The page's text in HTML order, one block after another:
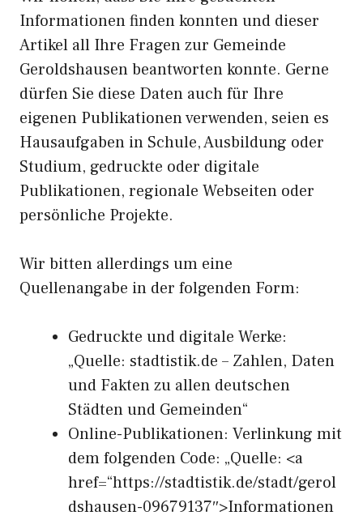
Informationen finden konnten und dieser
Artikel all Ihre Fragen zur Gemeinde
Geroldshausen beantworten konnte. Gerne
dürfen Sie diese Daten auch für Ihre
eigenen Publikationen verwenden, seien es
Hausaufgaben in Schule, Ausbildung oder
Studium, gedruckte oder digitale
Publikationen, regionale Webseiten oder
persönliche Projekte.
Wir bitten allerdings um eine
Quellenangabe in der folgenden Form:
Gedruckte und digitale Werke:
„Quelle: stadtistik.de – Zahlen, Daten
und Fakten zu allen deutschen
Städten und Gemeinden“
Online-Publikationen: Verlinkung mit
dem folgenden Code: „Quelle: <a
href=“https://stadtistik.de/stadt/gerol
dshausen-09679137″>Informationen